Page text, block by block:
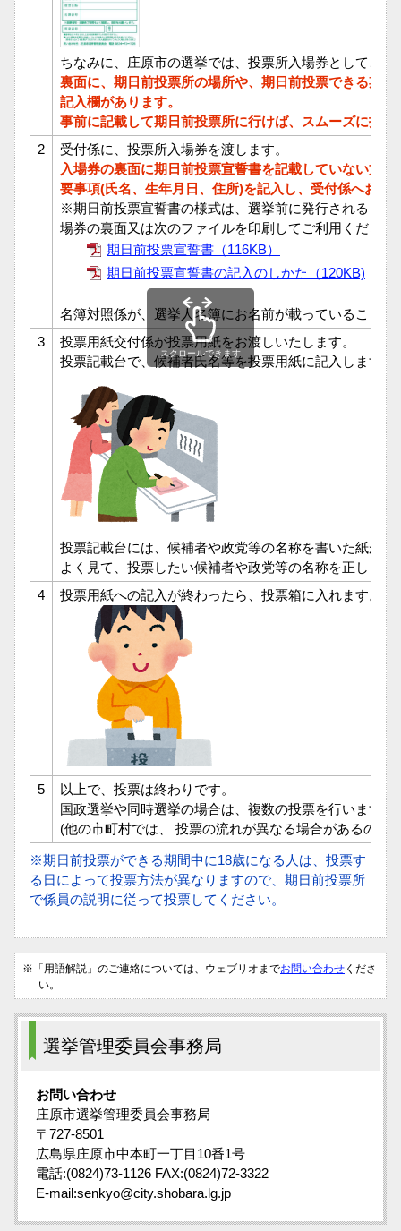
ちなみに、庄原市の選挙では、投票所入場券としてこ
裏面に、期日前投票所の場所や、期日前投票できる期
記入欄があります。
事前に記載して期日前投票所に行けば、スムーズに投
2
受付係に、投票所入場券を渡します。
入場券の裏面に期日前投票宣誓書を記載していない方
要事項(氏名、生年月日、住所)を記入し、受付係へお渡
※期日前投票宣誓書の様式は、選挙前に発行される「
場券の裏面又は次のファイルを印刷してご利用ください
期日前投票宣誓書（116KB）
期日前投票宣誓書の記入のしかた（120KB)
名簿対照係が、選挙人名簿にお名前が載っていることを
3
投票用紙交付係が投票用紙をお渡しいたします。
投票記載台で、候補者氏名等を投票用紙に記入します。
投票記載台には、候補者や政党等の名称を書いた紙が貼
よく見て、投票したい候補者や政党等の名称を正しく書
4
投票用紙への記入が終わったら、投票箱に入れます。
5
以上で、投票は終わりです。
国政選挙や同時選挙の場合は、複数の投票を行います
(他の市町村では、 投票の流れが異なる場合があるので
スクロールできます
※期日前投票ができる期間中に18歳になる人は、投票す
る日によって投票方法が異なりますので、期日前投票所
で係員の説明に従って投票してください。
※「用語解説」のご連絡については、ウェブリオまでお問い合わせ くださ
い。
選挙管理委員会事務局
お問い合わせ
庄原市選挙管理委員会事務局
〒727-8501
広島県庄原市中本町一丁目10番1号
電話:(0824)73-1126 FAX:(0824)72-3322
E-mail:senkyo@city.shobara.lg.jp